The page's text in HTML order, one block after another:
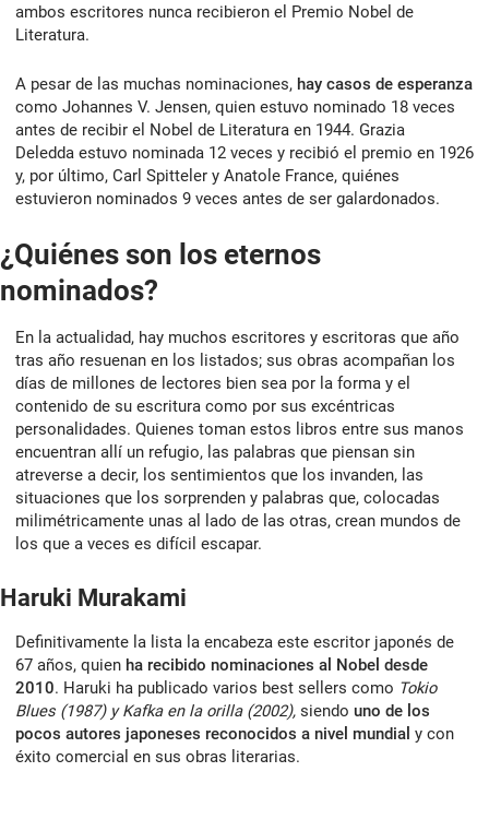
ambos escritores nunca recibieron el Premio Nobel de
Literatura.
A pesar de las muchas nominaciones, hay casos de esperanza
como Johannes V. Jensen, quien estuvo nominado 18 veces
antes de recibir el Nobel de Literatura en 1944. Grazia
Deledda estuvo nominada 12 veces y recibió el premio en 1926
y, por último, Carl Spitteler y Anatole France, quiénes
estuvieron nominados 9 veces antes de ser galardonados.
¿Quiénes son los eternos
nominados?
En la actualidad, hay muchos escritores y escritoras que año
tras año resuenan en los listados; sus obras acompañan los
días de millones de lectores bien sea por la forma y el
contenido de su escritura como por sus excéntricas
personalidades. Quienes toman estos libros entre sus manos
encuentran allí un refugio, las palabras que piensan sin
atreverse a decir, los sentimientos que los invanden, las
situaciones que los sorprenden y palabras que, colocadas
milimétricamente unas al lado de las otras, crean mundos de
los que a veces es difícil escapar.
Haruki Murakami
Definitivamente la lista la encabeza este escritor japonés de
67 años, quienha recibido nominaciones al Nobel desde
2010. Haruki ha publicado varios best sellers como Tokio
Blues (1987) y Kafka en la orilla (2002),siendo uno de los
pocos autores japoneses reconocidos a nivel mundial y con
éxito comercial en sus obras literarias.